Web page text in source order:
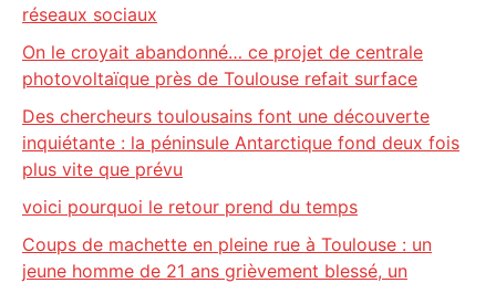
réseaux sociaux
On le croyait abandonné… ce projet de centrale
photovoltaïque près de Toulouse refait surface
Des chercheurs toulousains font une découverte
inquiétante : la péninsule Antarctique fond deux fois
plus vite que prévu
voici pourquoi le retour prend du temps
Coups de machette en pleine rue à Toulouse : un
jeune homme de 21 ans grièvement blessé, un